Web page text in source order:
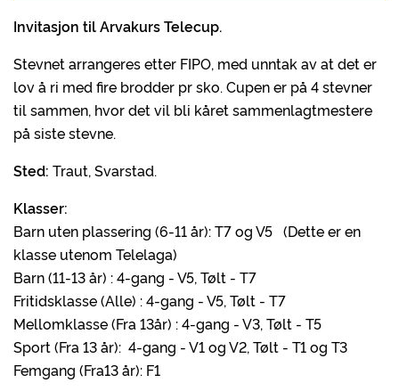
Invitasjon til Arvakurs Telecup.
Stevnet arrangeres etter FIPO, med unntak av at det er
lov å ri med fire brodder pr sko. Cupen er på 4 stevner
til sammen, hvor det vil bli kåret sammenlagtmestere
på siste stevne.
Sted: Traut, Svarstad.
Klasser:
Barn uten plassering (6-11 år): T7 og V5 (Dette er en
klasse utenom Telelaga)
Barn (11-13 år) : 4-gang - V5, Tølt - T7
Fritidsklasse (Alle) : 4-gang - V5, Tølt - T7
Mellomklasse (Fra 13år) : 4-gang - V3, Tølt - T5
Sport (Fra 13 år): 4-gang - V1 og V2, Tølt - T1 og T3
Femgang (Fra13 år): F1